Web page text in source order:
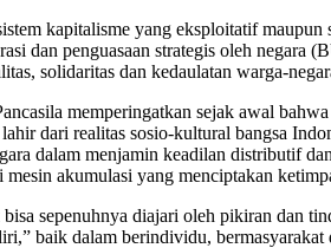
kapitalisme yang eksploitatif
dan penguasaan strategis oleh
solidaritas dan kedaulatan warga-
memperingatkan sejak awal
dari realitas sosio-kultural bangsa
dalam menjamin keadilan distributif
akumulasi yang menciptakan
sepenuhnya diajari oleh pikiran dan
baik dalam berindividu,